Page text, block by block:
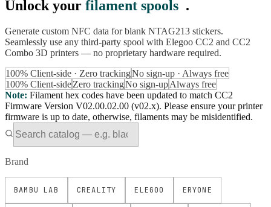
Unlock your filament spools .
Generate custom NFC data for blank NTAG213 stickers.
Seamlessly use any third-party spool with Elegoo CC2 and CC2
Combo 3D printers — no proprietary hardware required.
100% Client-side · Zero trackingNo sign-up · Always free
100% Client-sideZero trackingNo sign-upAlways free
Note: Filament hex codes have been updated to match CC2
Firmware Version V02.00.02.00 (v02.x). Please ensure your printer
firmware is up to date, otherwise, filaments may be misidentified.
Brand
BAMBU LAB CREALITY ELEGOO ERYONE